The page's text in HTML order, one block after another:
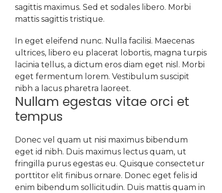
sagittis maximus. Sed et sodales libero. Morbi
mattis sagittis tristique.
In eget eleifend nunc. Nulla facilisi. Maecenas
ultrices, libero eu placerat lobortis, magna turpis
lacinia tellus, a dictum eros diam eget nisl. Morbi
eget fermentum lorem. Vestibulum suscipit
nibh a lacus pharetra laoreet.
Nullam egestas vitae orci et
tempus
Donec vel quam ut nisi maximus bibendum
eget id nibh. Duis maximus lectus quam, ut
fringilla purus egestas eu. Quisque consectetur
porttitor elit finibus ornare. Donec eget felis id
enim bibendum sollicitudin. Duis mattis quam in